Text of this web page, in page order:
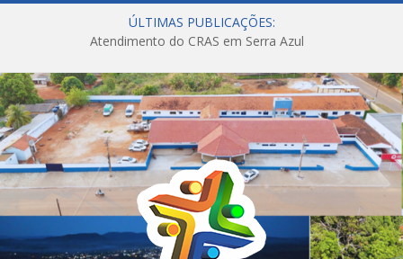
ÚLTIMAS PUBLICAÇÕES:
Atendimento do CRAS em Serra Azul